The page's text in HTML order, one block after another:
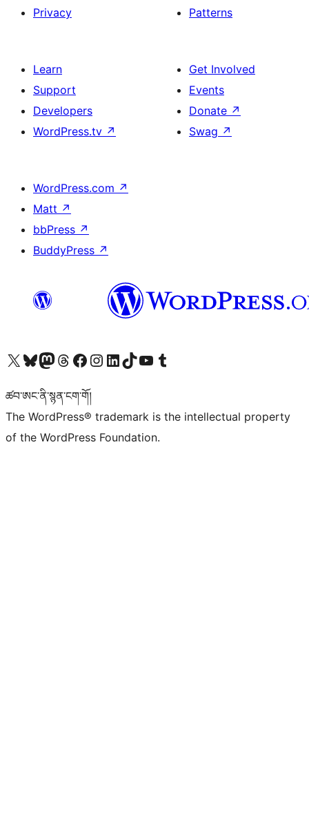
Privacy
Patterns
Learn
Support
Developers
WordPress.tv ↗
Get Involved
Events
Donate ↗
Swag ↗
WordPress.com ↗
Matt ↗
bbPress ↗
BuddyPress ↗
Visit our X (formerly Twitter) account
Visit our Bluesky account
Visit our Mastodon account
Visit our Threads account
Visit our Facebook page
Visit our Instagram account
Visit our LinkedIn account
Visit our TikTok account
Visit our YouTube channel
Visit our Tumblr account
ཚབ་ཨང་ནི་སྙན་ངག་གོ།
The WordPress® trademark is the intellectual property
of the WordPress Foundation.